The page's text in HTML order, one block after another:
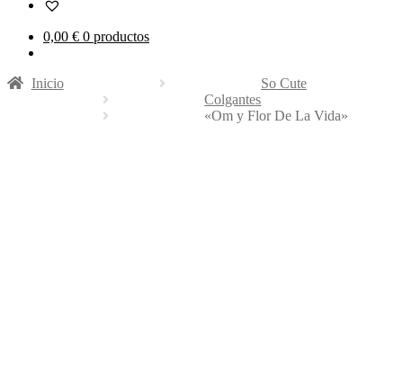
0,00 € 0 productos
Inicio
So Cute
Colgantes
«Om y Flor De La Vida»